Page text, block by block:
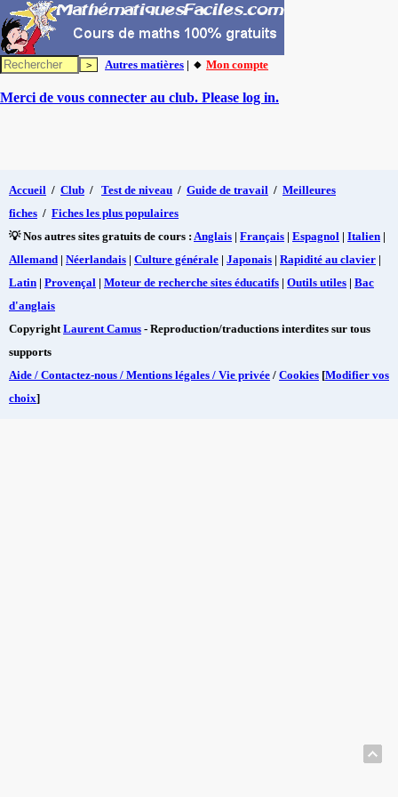
Autres matières | 🔸 Mon compte
Merci de vous connecter au club. Please log in.
Accueil / Club / Test de niveau / Guide de travail / Meilleures
fiches / Fiches les plus populaires
💡 Nos autres sites gratuits de cours : Anglais | Français | Espagnol | Italien |
Allemand | Néerlandais | Culture générale | Japonais | Rapidité au clavier |
Latin | Provençal | Moteur de recherche sites éducatifs | Outils utiles | Bac
d'anglais
CopyrightLaurent Camus - Reproduction/traductions interdites sur tous
supports
Aide / Contactez-nous / Mentions légales / Vie privée / Cookies [Modifier vos
choix]